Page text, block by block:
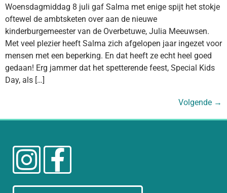
Woensdagmiddag 8 juli gaf Salma met enige spijt het stokje
oftewel de ambtsketen over aan de nieuwe
kinderburgemeester van de Overbetuwe, Julia Meeuwsen.
Met veel plezier heeft Salma zich afgelopen jaar ingezet voor
mensen met een beperking. En dat heeft ze echt heel goed
gedaan! Erg jammer dat het spetterende feest, Special Kids
Day, als […]
Volgende →